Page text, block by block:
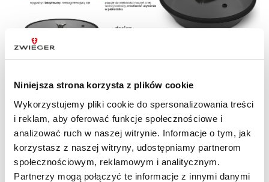
Niniejsza strona korzysta z plików cookie
Wykorzystujemy pliki cookie do spersonalizowania treści
i reklam, aby oferować funkcje społecznościowe i
analizować ruch w naszej witrynie. Informacje o tym, jak
korzystasz z naszej witryny, udostępniamy partnerom
społecznościowym, reklamowym i analitycznym.
Partnerzy mogą połączyć te informacje z innymi danymi
DANE TECHNICZNE
Linia produktów